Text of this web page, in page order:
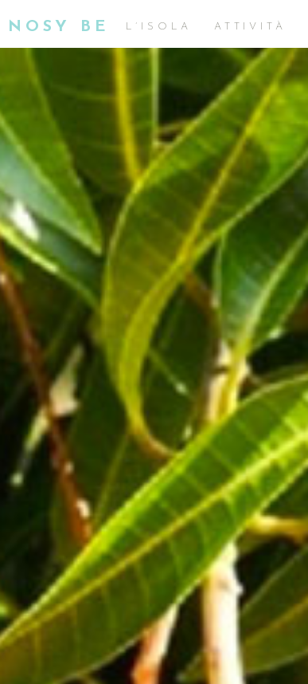
NOSY BE L’ISOLA ATTIVITÀ